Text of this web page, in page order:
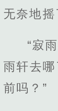
无奈地
“寂
雨轩去
前吗？”